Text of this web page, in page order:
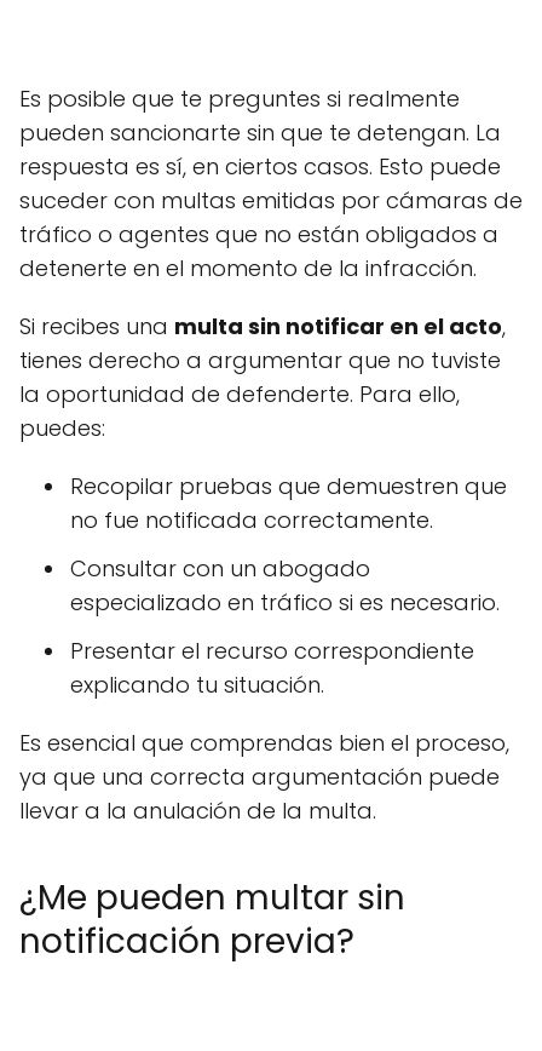
Es posible que te preguntes si realmente
pueden sancionarte sin que te detengan. La
respuesta es sí, en ciertos casos. Esto puede
suceder con multas emitidas por cámaras de
tráfico o agentes que no están obligados a
detenerte en el momento de la infracción.
Si recibes una multa sin notificar en el acto,
tienes derecho a argumentar que no tuviste
la oportunidad de defenderte. Para ello,
puedes:
Recopilar pruebas que demuestren que
no fue notificada correctamente.
Consultar con un abogado
especializado en tráfico si es necesario.
Presentar el recurso correspondiente
explicando tu situación.
Es esencial que comprendas bien el proceso,
ya que una correcta argumentación puede
llevar a la anulación de la multa.
¿Me pueden multar sin
notificación previa?